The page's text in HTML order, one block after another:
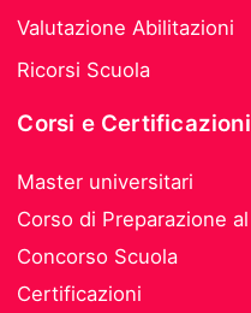
Valutazione Abilitazioni
Ricorsi Scuola
Corsi e Certificazioni
Master universitari
Corso di Preparazione al
Concorso Scuola
Certificazioni